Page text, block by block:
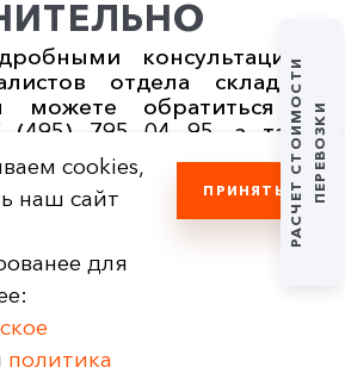
РАСЧЕТ СТОИМОСТИПЕРЕВОЗКИ
консультациями
отдела складских
можете обратиться по
(495) 795 04 95, а также
на электронную почту
.
795-04-95
cookies,
наш сайт
для
политика
ПРИНЯТЬ